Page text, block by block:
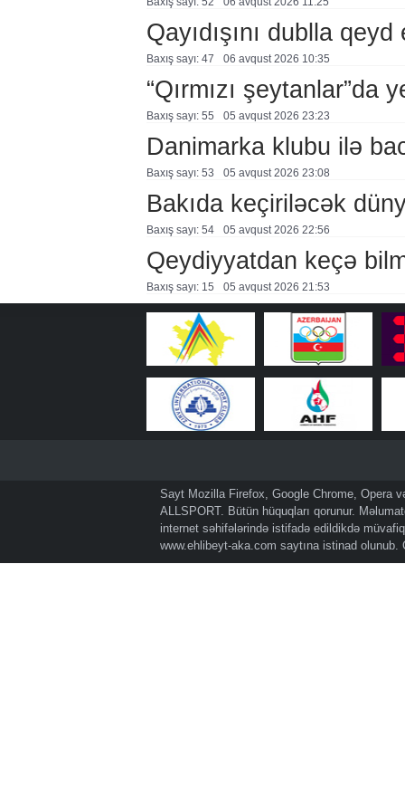
Qayıdışını dublla qeyd
Baxış sayı: 47 06 avqust 2026 10:35
“Qırmızı şeytanlar”da
Baxış sayı: 55 05 avqust 2026 23:23
Danimarka klubu ilə
Baxış sayı: 53 05 avqust 2026 23:08
Bakıda keçiriləcək
Baxış sayı: 54 05 avqust 2026 22:56
Qeydiyyatdan keçə
Baxış sayı: 15 05 avqust 2026 21:53
Sayt Mozilla Firefox, Google Chrome, Opera
ALLSPORT. Bütün hüquqları qorunur.
internet səhifələrində istifadə edildikdə
www.ehlibeyt-aka.com saytına istinad olunub.